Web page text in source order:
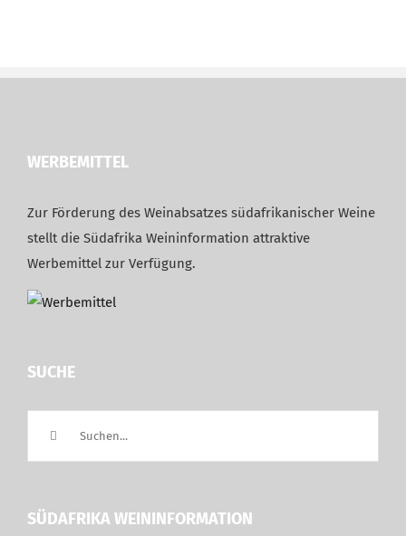
WERBEMITTEL
Zur Förderung des Weinabsatzes südafrikanischer Weine
stellt die Südafrika Weininformation attraktive
Werbemittel zur Verfügung.
SUCHE
SÜDAFRIKA WEININFORMATION